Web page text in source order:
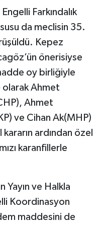
Farkındalık
da meclisin 35.
Kepez
önerisiyse
oy birliğiyle
olarak Ahmet
Ahmet
ve Cihan Ak(MHP)
ardından özel
karanfillerle
Yayın ve Halkla
Koordinasyon
maddesini de